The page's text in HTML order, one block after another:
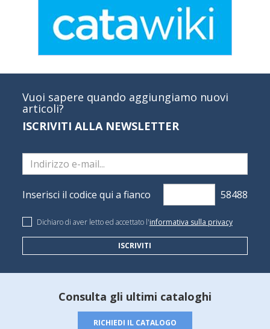
Vuoi sapere quando aggiungiamo nuovi
articoli?
ISCRIVITI ALLA NEWSLETTER
Inserisci il codice qui a fianco
Dichiaro di aver letto ed accettato l'informativa sulla privacy
ISCRIVITI
Consulta gli ultimi cataloghi
RICHIEDI IL CATALOGO